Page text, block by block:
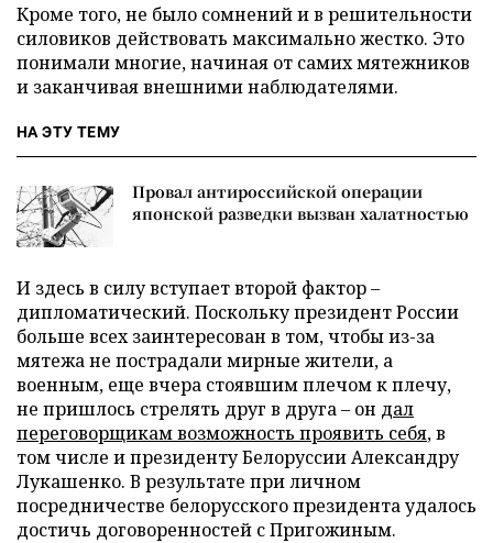
Кроме того, не было сомнений и в решительности
силовиков действовать максимально жестко. Это
понимали многие, начиная от самих мятежников
и заканчивая внешними наблюдателями.
НА ЭТУ ТЕМУ
Провал антироссийской операции
японской разведки вызван халатностью
И здесь в силу вступает второй фактор –
дипломатический. Поскольку президент России
больше всех заинтересован в том, чтобы из-за
мятежа не пострадали мирные жители, а
военным, еще вчера стоявшим плечом к плечу,
не пришлось стрелять друг в друга – он дал
переговорщикам возможность проявить себя, в
том числе и президенту Белоруссии Александру
Лукашенко. В результате при личном
посредничестве белорусского президента удалось
достичь договоренностей с Пригожиным.